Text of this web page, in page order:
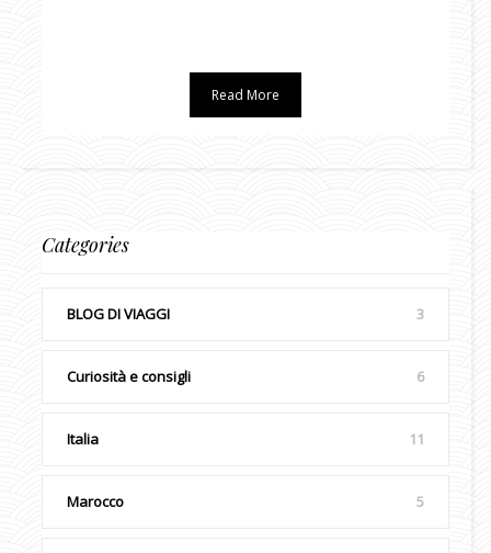
Read More
Categories
BLOG DI VIAGGI 3
Curiosità e consigli 6
Italia 11
Marocco 5